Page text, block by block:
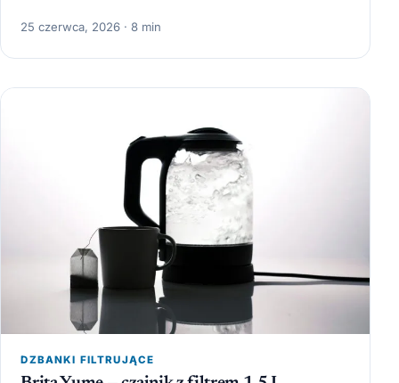
25 czerwca, 2026 · 8 min
DZBANKI FILTRUJĄCE